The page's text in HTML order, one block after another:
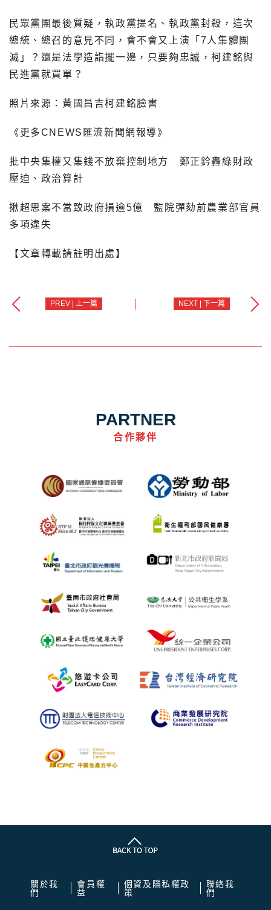
民眾黨團最後質疑，執政黨提名、執政黨封殺，這次
總統、總召的意見不同，會不會又上演「7人集體團
滅」？還是法學造詣擺一邊，只要夠忠誠，柯建銘與
民進黨就買單？
照片來源：黃國昌吉柯建銘臉書
《更多CNEWS匯流新聞網報導》
批中央集權又集錢不放棄控制地方 鄭正鈐轟綠財政
壓迫、政治算計
揪超思案不當致政府損逾5億 監院彈劾前農業部官員
多項違失
【文章轉載請註明出處】
PREV | 上一篇 NEXT | 下一篇
PARTNER
合作夥伴
關於我
們
會員權
益
個資及隱私權政
策
聯絡我
們